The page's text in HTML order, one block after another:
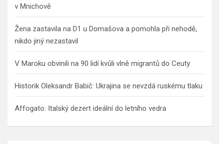
v Mnichově
Žena zastavila na D1 u Domašova a pomohla při nehodě,
nikdo jiný nezastavil
V Maroku obvinili na 90 lidí kvůli vlně migrantů do Ceuty
Historik Oleksandr Babič: Ukrajina se nevzdá ruskému tlaku
Affogato: Italský dezert ideální do letního vedra